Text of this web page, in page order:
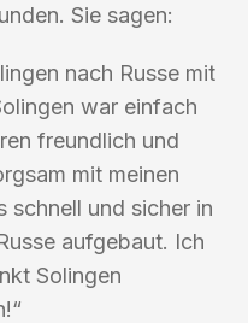
Sie sagen:
nach Russe mit
war einfach
freundlich und
mit meinen
schnell und sicher in
aufgebaut. Ich
Solingen